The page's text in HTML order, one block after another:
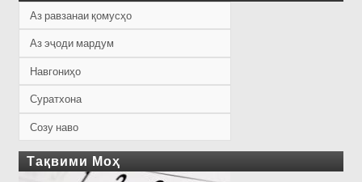
Аз равзанаи қомусҳо
Аз эҷоди мардум
Навгониҳо
Суратхона
Созу наво
Тақвими Моҳ